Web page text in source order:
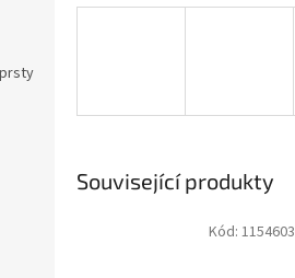
Související produkty
Kód: 1154603